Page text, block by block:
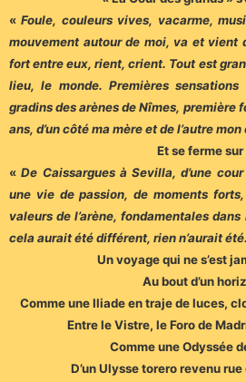
«Foule, couleurs vives, vacarme,
mouvement autour de moi, va et vient
fort entre eux, rient, crient. Tout est
lieu, le monde. Premières
gradins des arènes de Nîmes, première
ans, d’un côté ma mère et de l’autre
Et se ferme sur
« De Caissargues à Sevilla, d’une
une vie de passion, de moments
valeurs de l’arène, fondamentales
cela aurait été différent, rien n’aurait été.
Un voyage qui ne s’est
Au bout d’un
Comme une Iliade en traje de luces,
Entre le Vistre, le Foro de
Comme une Odyssée
D’un Ulysse torero revenu